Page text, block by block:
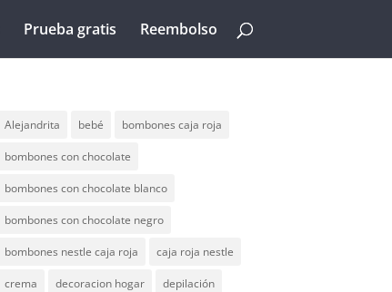
Prueba gratis Reembolso
Alejandrita bebé bombones caja roja
bombones con chocolate
bombones con chocolate blanco
bombones con chocolate negro
bombones nestle caja roja caja roja nestle
crema decoracion hogar depilación